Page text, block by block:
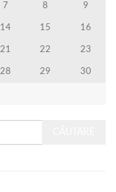
7 8 9
14 15 16
21 22 23
28 29 30